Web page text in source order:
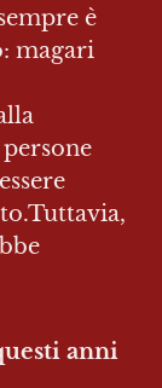
è
magari
anni